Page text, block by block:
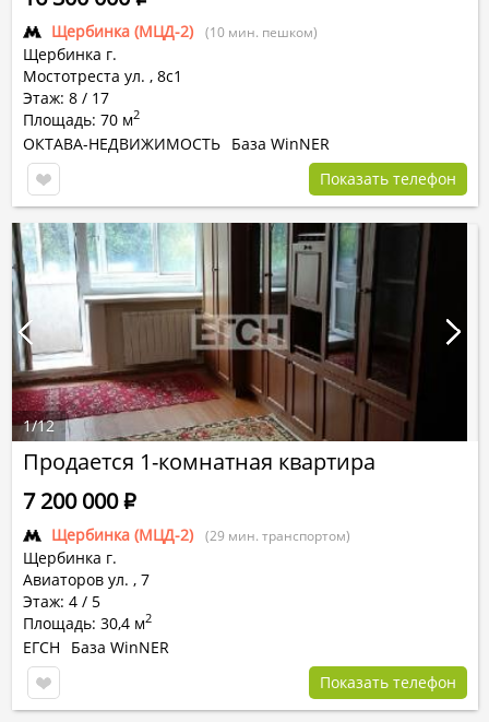
Щербинка (МЦД-2) (10 мин. пешком)
Щербинка г.
Мостотреста ул. , 8с1
Этаж: 8 / 17
Площадь: 70 м2
ОКТАВА-НЕДВИЖИМОСТЬ База WinNER
Показать телефон
Продается 1-комнатная квартира
Щербинка (МЦД-2) (29 мин. транспортом)
Щербинка г.
Авиаторов ул. , 7
Этаж: 4 / 5
Площадь: 30,4 м2
7 200 000Р
ЕГСН
База WinNER
Показать телефон
1/12